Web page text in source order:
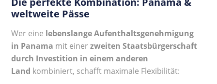
weltweite Pässe
Wer eine lebenslange Aufenthaltsgenehmigung
in Panama mit einerzweiten Staatsbürgerschaft
durch Investition in einem anderen
Land kombiniert, schafft maximale Flexibilität: